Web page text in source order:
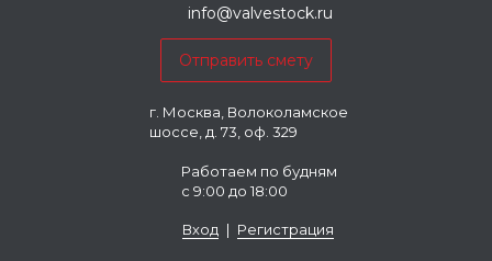
info@valvestock.ru
г. Москва, Волоколамское
шоссе, д. 73, оф. 329
Работаем по будням
с 9:00 до 18:00
Вход | Регистрация